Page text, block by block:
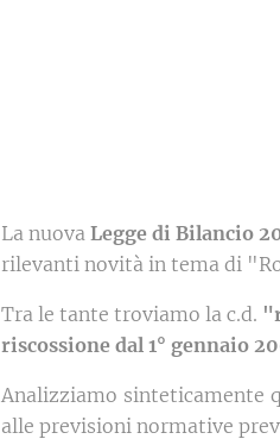
La nuova Legge di Bilancio
rilevanti novità in tema di
Tra le tante troviamo la c.d.
riscossione dal 1° gennaio
Analizziamo sinteticamente
alle previsioni normative